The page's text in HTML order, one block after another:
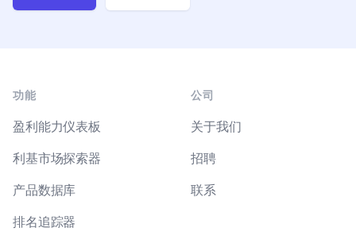
功能
盈利能力仪表板
利基市场探索器
产品数据库
排名追踪器
公司
关于我们
招聘
联系